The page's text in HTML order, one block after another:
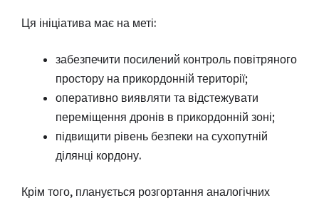
Ця ініціатива має на меті:
забезпечити посилений контроль повітряного
простору на прикордонній території;
оперативно виявляти та відстежувати
переміщення дронів в прикордонній зоні;
підвищити рівень безпеки на сухопутній
ділянці кордону.
Крім того, планується розгортання аналогічних